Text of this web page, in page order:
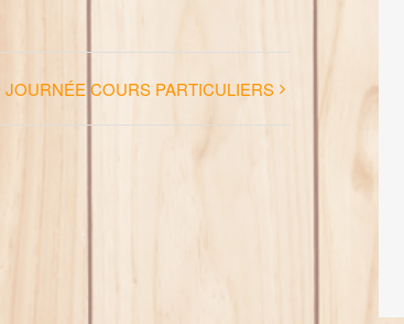
JOURNÉE COURS PARTICULIERS